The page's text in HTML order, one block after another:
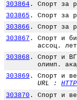
303864 . Спорт за
303865 . Спорт за
303866 . Спорт за
303867 .
Спорт и
ассоц.
303868 .
Спорт и
олимп.
303869 .
Спорт и
URL :
303870 . Спорт и